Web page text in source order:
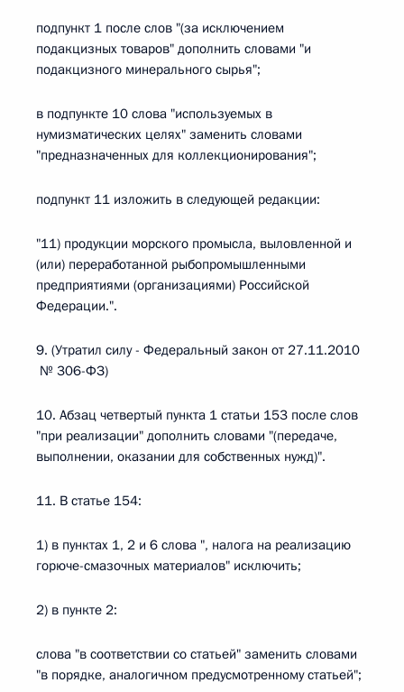
подпункт 1 после слов "(за исключением
подакцизных товаров" дополнить словами "и
подакцизного минерального сырья";
в подпункте 10 слова "используемых в
нумизматических целях" заменить словами
"предназначенных для коллекционирования";
подпункт 11 изложить в следующей редакции:
"11) продукции морского промысла, выловленной и
(или) переработанной рыбопромышленными
предприятиями (организациями) Российской
Федерации.".
9. (Утратил силу - Федеральный закон от 27.11.2010
№ 306-ФЗ)
10. Абзац четвертый пункта 1 статьи 153 после слов
"при реализации" дополнить словами "(передаче,
выполнении, оказании для собственных нужд)".
11. В статье 154:
1) в пунктах 1, 2 и 6 слова ", налога на реализацию
горюче-смазочных материалов" исключить;
2) в пункте 2:
слова "в соответствии со статьей" заменить словами
"в порядке, аналогичном предусмотренному статьей";